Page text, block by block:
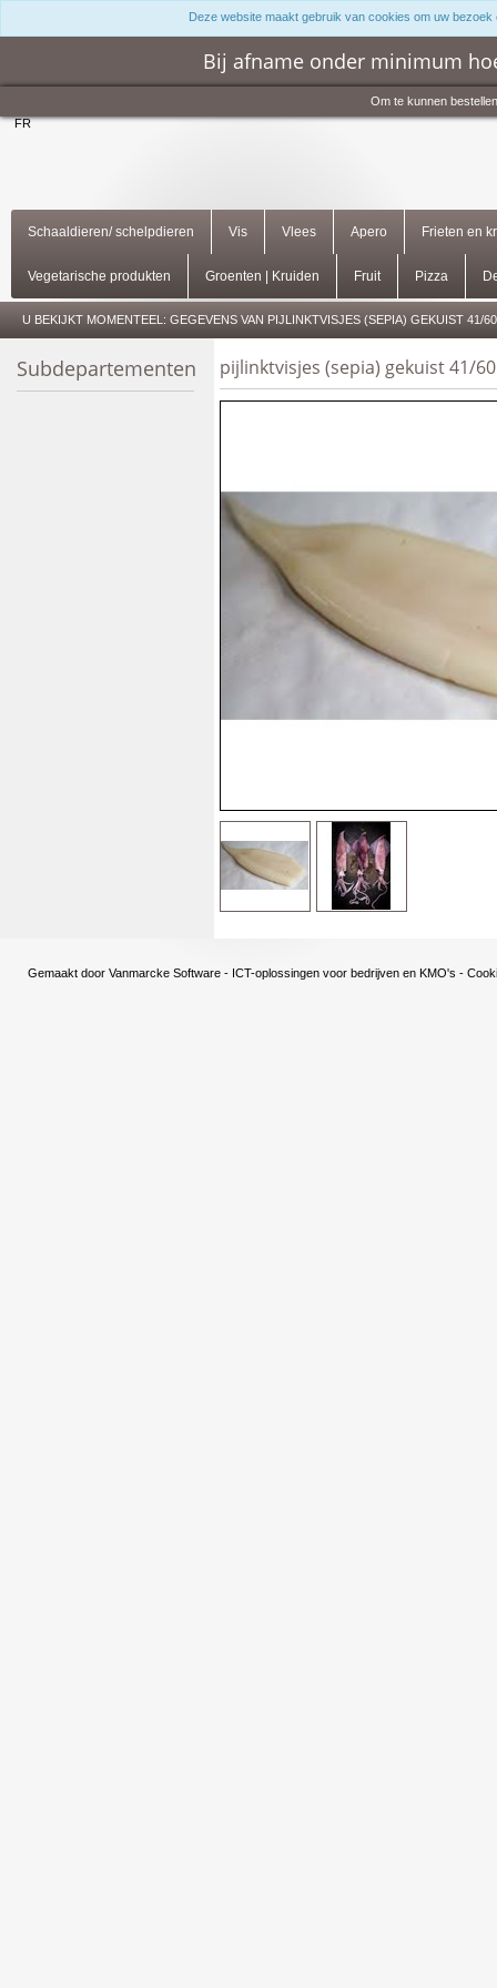
Deze website maakt gebruik van cookies om uw
Bij afname onder minimum
Om te kunnen
FR
Schaaldieren/ schelpdieren Vis Vlees Apero Frieten en
Vegetarische produkten Groenten | Kruiden Fruit Pizza
U BEKIJKT MOMENTEEL: GEGEVENS VAN PIJLINKTVISJES (SEPIA) GEKUIST 41/
Subdepartementen pijlinktvisjes (sepia) gekuist 41/
Gemaakt door Vanmarcke Software - ICT-oplossingen voor bedrijven en KMO's -